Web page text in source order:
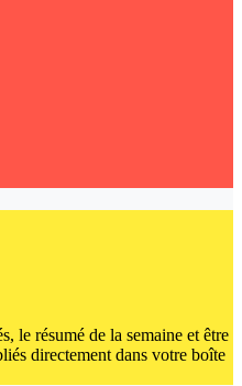
le résumé de la semaine et être
directement dans votre boîte